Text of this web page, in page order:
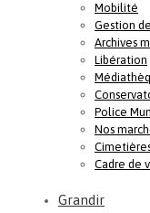
Mobilité
Gestion
Archives
Libération
Police
Nos
Cadre de
Grandir